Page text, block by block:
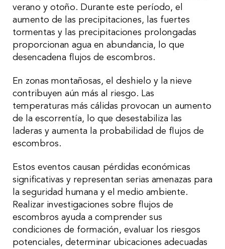
verano y otoño. Durante este período, el
aumento de las precipitaciones, las fuertes
tormentas y las precipitaciones prolongadas
proporcionan agua en abundancia, lo que
desencadena flujos de escombros.
En zonas montañosas, el deshielo y la nieve
contribuyen aún más al riesgo. Las
temperaturas más cálidas provocan un aumento
de la escorrentía, lo que desestabiliza las
laderas y aumenta la probabilidad de flujos de
escombros.
Estos eventos causan pérdidas económicas
significativas y representan serias amenazas para
la seguridad humana y el medio ambiente.
Realizar investigaciones sobre flujos de
escombros ayuda a comprender sus
condiciones de formación, evaluar los riesgos
potenciales, determinar ubicaciones adecuadas